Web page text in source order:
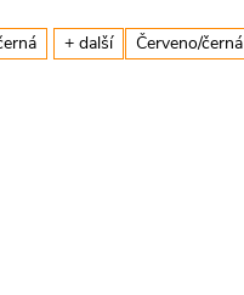
+ další Červeno/černá